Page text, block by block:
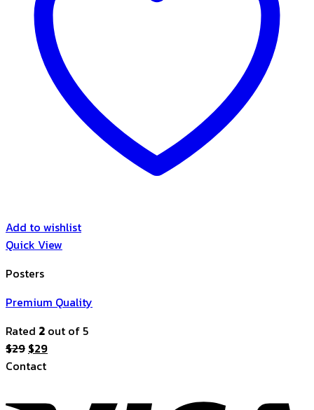
Add to wishlist
Quick View
Posters
Premium Quality
Rated 2 out of 5
$29 Original
price
$29.
$29Current
$29.
Contact